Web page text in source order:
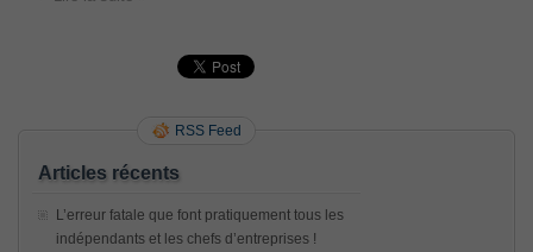
RSS Feed
Articles récents
L’erreur fatale que font pratiquement tous les
indépendants et les chefs d’entreprises !